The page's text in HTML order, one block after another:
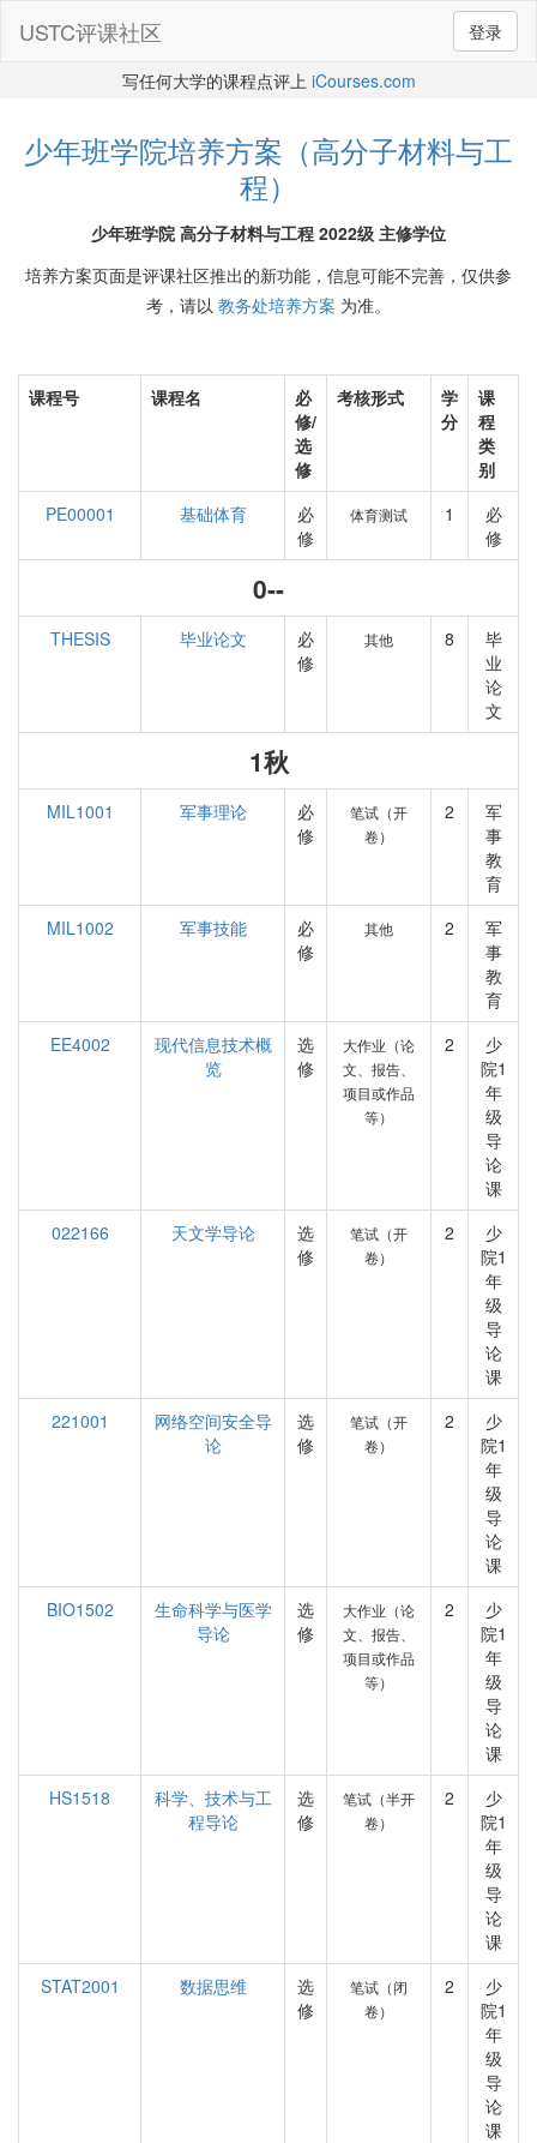
登录
USTC评课社区
写任何大学的课程点评上 iCourses.com
少年班学院培养方案（高分子材料与工
程）
少年班学院 高分子材料与工程 2022级 主修学位
培养方案页面是评课社区推出的新功能，信息可能不完善，仅供参
考，请以 教务处培养方案 为准。
课程号 课程名
必
修/
选
修
考核形式
学
分
课
程
类
别
PE00001
基础体育
必
修
体育测试 1
必
修
0--
THESIS 毕业论文
必
修
其他 8
毕
业
论
文
1秋
MIL1001 军事理论
必
修
笔试（开
卷）
2
军
事
教
育
MIL1002
军事技能
必
修
其他 2
军
事
教
育
EE4002
现代信息技术概
览
选
修
大作业（论
文、报告、
项目或作品
等）
2
少
院1
年
级
导
论
课
022166
天文学导论
选
修
笔试（开
卷）
2
少
院1
年
级
导
论
课
221001
网络空间安全导
论
选
修
笔试（开
卷）
2
少
院1
年
级
导
论
课
BIO1502
生命科学与医学
导论
选
修
大作业（论
文、报告、
项目或作品
等）
2
少
院1
年
级
导
论
课
HS1518
科学、技术与工
程导论
选
修
笔试（半开
卷）
2
少
院1
年
级
导
论
课
STAT2001
数据思维
选
修
笔试（闭
卷）
2
少
院1
年
级
导
论
课